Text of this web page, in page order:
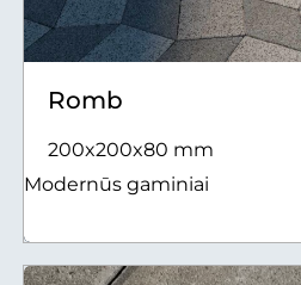
Romb
200x200x80 mm
Modernūs gaminiai